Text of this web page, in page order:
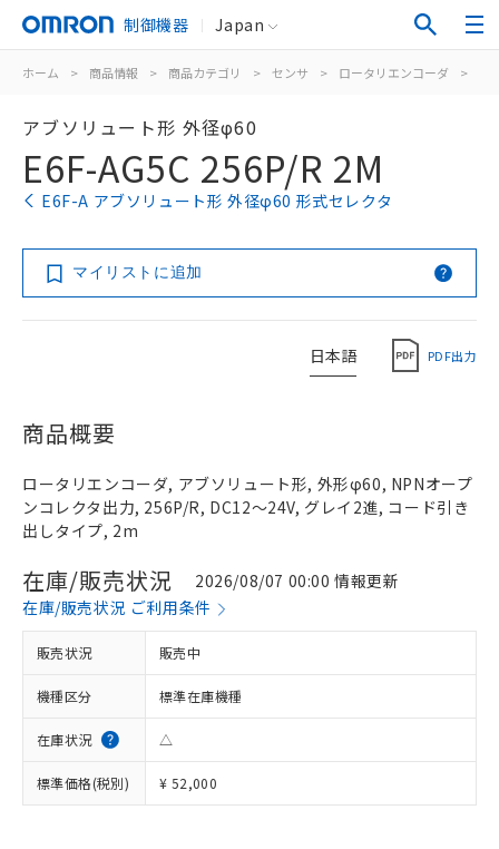
制御機器 Japan
ホーム > 商品情報 > 商品カテゴリ > センサ > ロータリエンコーダ >
アブソリュート形 外径φ60
E6F-AG5C 256P/R 2M
E6F-A アブソリュート形 外径φ60 形式セレクタ
マイリストに追加
日本語 PDF出力
商品概要
ロータリエンコーダ, アブソリュート形, 外形φ60, NPNオープ
ンコレクタ出力, 256P/R, DC12～24V, グレイ2進, コード引き
出しタイプ, 2m
在庫/販売状況
2026/08/07 00:00 情報更新
在庫/販売状況 ご利用条件
販売状況 販売中
機種区分 標準在庫機種
在庫状況 △
標準価格(税別) ¥ 52,000